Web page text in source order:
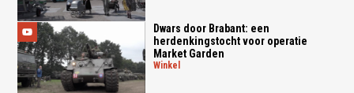
Dwars door Brabant: een
herdenkingstocht voor operatie
Market Garden
winkel